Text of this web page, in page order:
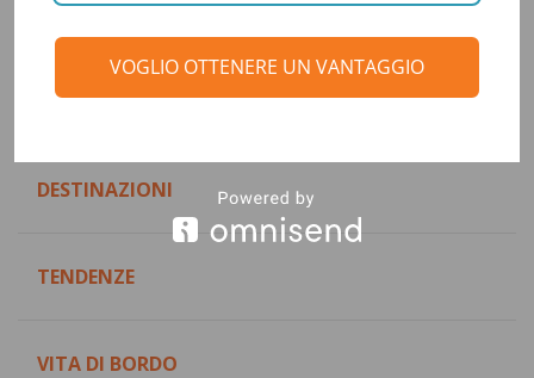
Categorie
CONSIGLI DI VIAGGIO
DESTINAZIONI
TENDENZE
VITA DI BORDO
VOGLIO OTTENERE UN VANTAGGIO